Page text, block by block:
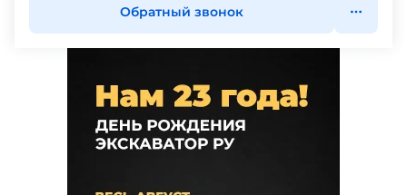
Обратный звонок